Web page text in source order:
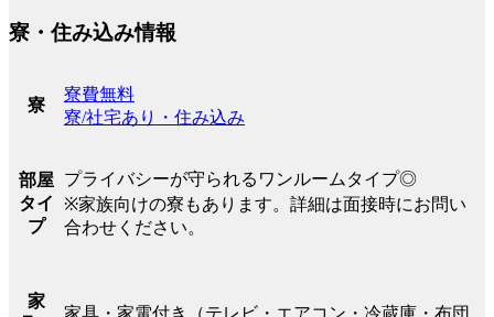
寮・住み込み情報
寮
寮費無料
寮/社宅あり・住み込み
部屋
タイ
プ
プライバシーが守られるワンルームタイプ◎
※家族向けの寮もあります。詳細は面接時にお問い
合わせください。
家